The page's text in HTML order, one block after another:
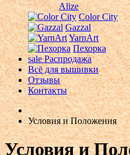
Alize
Color City
Gazzal
YarnArt
Пехорка
saleРаспродажа
Всё для вышивки
Отзывы
Контакты
Условия и Положения
Условия и